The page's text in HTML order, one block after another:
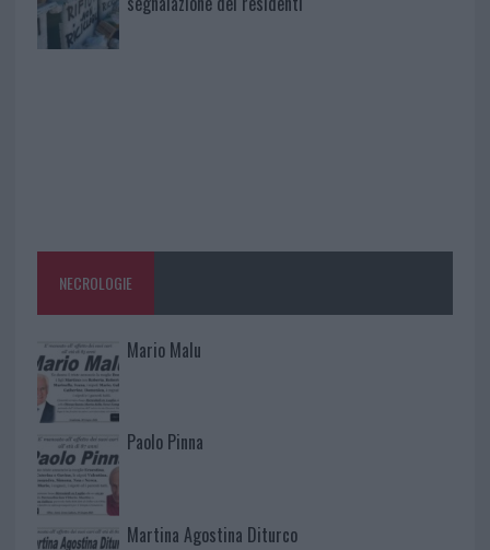
NECROLOGIE
Mario Malu
Paolo Pinna
Martina Agostina Diturco